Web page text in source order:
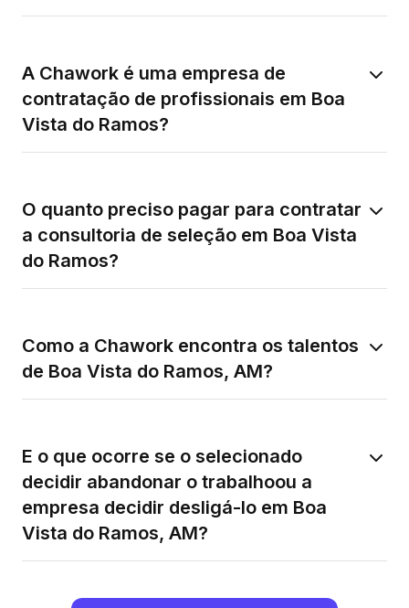
A Chawork é uma empresa de
contratação de profissionais em Boa
Vista do Ramos?
O quanto preciso pagar para contratar
a consultoria de seleção em Boa Vista
do Ramos?
Como a Chawork encontra os talentos
de Boa Vista do Ramos, AM?
E o que ocorre se o selecionado
decidir abandonar o trabalhoou a
empresa decidir desligá-lo em Boa
Vista do Ramos, AM?